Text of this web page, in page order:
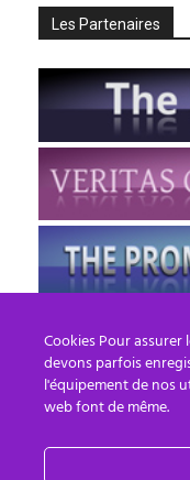
Les Partenaires
Cookies Pour
devons parfois
l'équipement de nos
web font de même.